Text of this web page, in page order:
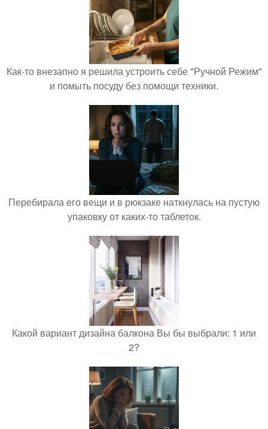
Как-то внезапно я решила устроить себе "Ручной Режим"
и помыть посуду без помощи техники.
Перебирала его вещи и в рюкзаке наткнулась на пустую
упаковку от каких-то таблеток.
Какой вариант дизайна балкона Вы бы выбрали: 1 или
2?